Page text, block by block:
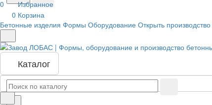
0
Избранное
0 Корзина
Бетонные изделия Формы Оборудование Открыть производство
Каталог